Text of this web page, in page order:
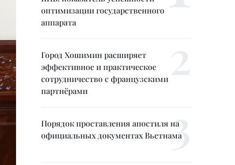
оптимизации государственного
аппарата
Город Хошимин расширяет
эффективное и практическое
сотрудничество с французскими
партнёрами
Порядок проставления апостиля на
официальных документах Вьетнама